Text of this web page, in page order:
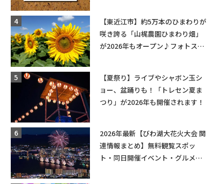
【東近江市】約5万本のひまわりが
咲き誇る「山梶農園ひまわり畑」
が2026年もオープン♪フォトスポ
【夏祭り】ライブやシャボン玉シ
ョー、盆踊りも！「トレセン夏ま
つり」が2026年も開催されます！
2026年最新【びわ湖大花火大会 関
連情報まとめ】無料観覧スポッ
ト・同日開催イベント・グルメマ